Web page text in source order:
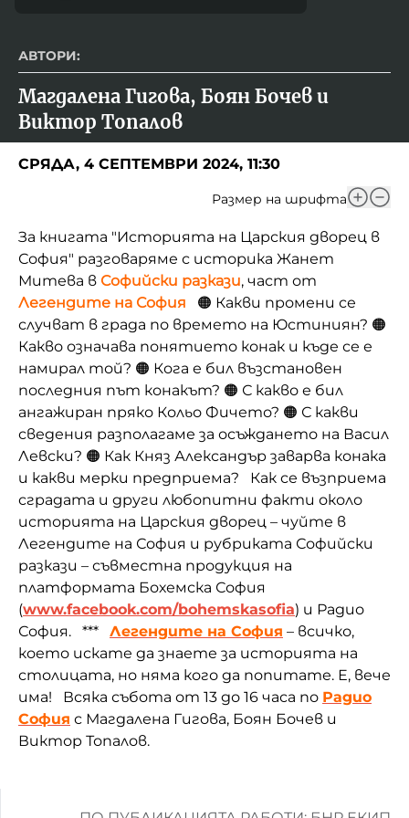
АВТОРИ:
Магдалена Гигова, Боян Бочев и
Виктор Топалов
СРЯДА, 4 СЕПТЕМВРИ 2024, 11:30
Размер на шрифта
За книгата "Историята на Царския дворец в
София" разговаряме с историка Жанет
Митева в Софийски разкази, част от
Легендите на София 🟠 Какви промени се
случват в града по времето на Юстиниян? 🟠
Какво означава понятието конак и къде се е
намирал той? 🟠 Кога е бил възстановен
последния път конакът? 🟠 С какво е бил
ангажиран пряко Кольо Фичето? 🟠 С какви
сведения разполагаме за осъждането на Васил
Левски? 🟠 Как Княз Александър заварва конака
и какви мерки предприема? Как се възприема
сградата и други любопитни факти около
историята на Царския дворец – чуйте в
Легендите на София и рубриката Софийски
разкази – съвместна продукция на
платформата Бохемска София
(www.facebook.com/bohemskasofia) и Радио
София. *** Легендите на София – всичко,
което искате да знаете за историята на
столицата, но няма кого да попитате. Е, вече
има! Всяка събота от 13 до 16 часа по Радио
София с Магдалена Гигова, Боян Бочев и
Виктор Топалов.